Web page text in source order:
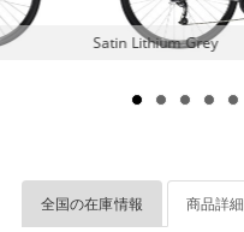
Satin Lithium Grey
全国の在庫情報 商品詳細